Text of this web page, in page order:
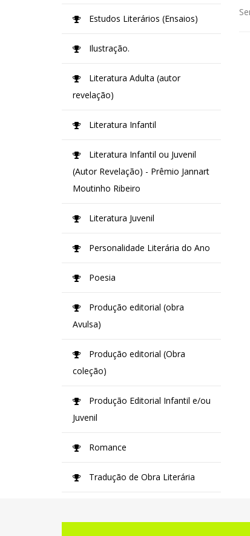
Estudos Literários (Ensaios)
Ilustração.
Literatura Adulta (autor
revelação)
Literatura Infantil
Literatura Infantil ou Juvenil
(Autor Revelação) - Prêmio Jannart
Moutinho Ribeiro
Literatura Juvenil
Personalidade Literária do Ano
Poesia
Produção editorial (obra
Avulsa)
Produção editorial (Obra
coleção)
Produção Editorial Infantil e/ou
Juvenil
Romance
Tradução de Obra Literária